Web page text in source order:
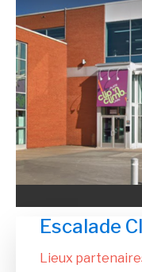
Escalade
Lieux